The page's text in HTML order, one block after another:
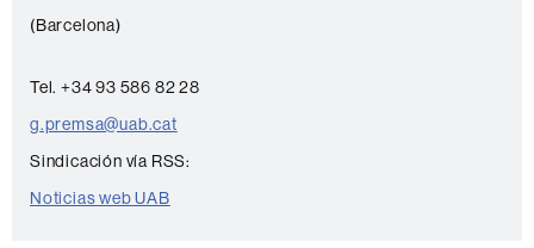
t
c
t
o
(Barcelona)
Tel. +34 93 586 82 28
g.premsa@uab.cat
Sindicación vía RSS:
Noticias web UAB